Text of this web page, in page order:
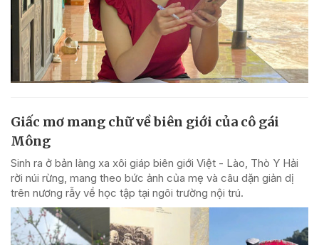
Giấc mơ mang chữ về biên giới của cô gái
Mông
Sinh ra ở bản làng xa xôi giáp biên giới Việt - Lào, Thò Y Hải
rời núi rừng, mang theo bức ảnh của mẹ và câu dặn giản dị
trên nương rẫy về học tập tại ngôi trường nội trú.